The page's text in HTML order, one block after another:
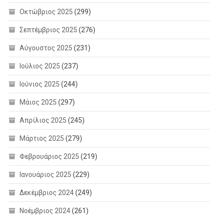
Οκτώβριος 2025 (299)
Σεπτέμβριος 2025 (276)
Αύγουστος 2025 (231)
Ιούλιος 2025 (237)
Ιούνιος 2025 (244)
Μάιος 2025 (297)
Απρίλιος 2025 (245)
Μάρτιος 2025 (279)
Φεβρουάριος 2025 (219)
Ιανουάριος 2025 (229)
Δεκέμβριος 2024(249)
Νοέμβριος 2024(261)